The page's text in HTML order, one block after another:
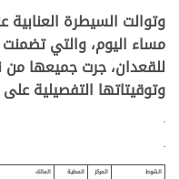
وتوالت السيطرة
وتوقيتاتها التفصيلية على
.
.
الشوط المركز المطية المالك